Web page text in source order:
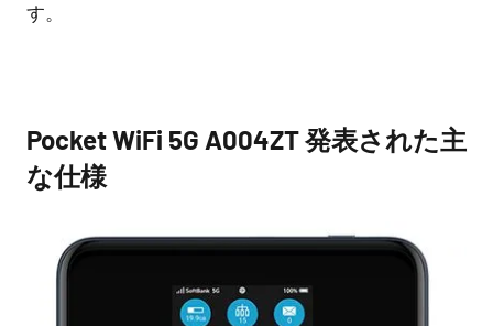
す。
Pocket WiFi 5G A004ZT 発表された主
な仕様